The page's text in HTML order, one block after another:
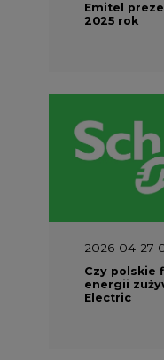
Emitel
2025 rok
2026-04-27
Czy polskie
energii
Electric